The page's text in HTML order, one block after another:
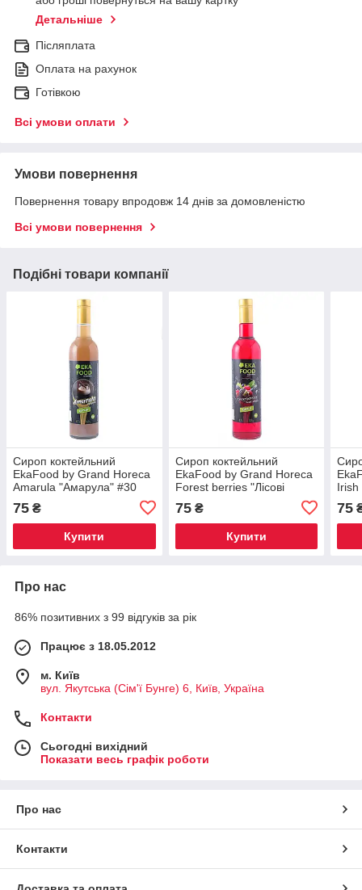
Детальніше
Післяплата
Оплата на рахунок
Готівкою
Всі умови оплати
Умови повернення
Повернення товару впродовж 14 днів за домовленістю
Всі умови повернення
Подібні товари компанії
Сироп коктейльний
EkaFood by Grand Horeca
Amarula "Амарула" #30
75 ₴
Купити
Сироп коктейльний
EkaFood by Grand Horeca
Forest berries "Лісові
СКЛО
75₴
Купити
Irish
75
Про нас
86% позитивних з 99 відгуків за рік
Працює з 18.05.2012
м. Київ
вул. Якутська (Сім'ї Бунге) 6, Київ, Україна
Контакти
Сьогодні вихідний
Показати весь графік роботи
Про нас
Контакти